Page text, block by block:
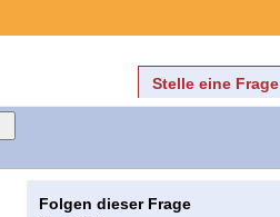
Stelle eine Frage
Folgen dieser Frage